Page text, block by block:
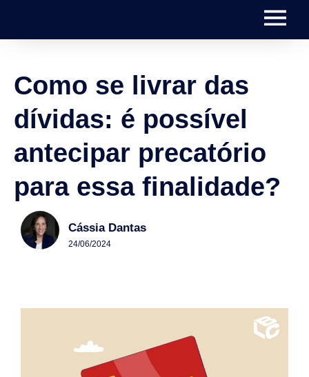
Como se livrar das
dívidas: é possível
antecipar precatório
para essa finalidade?
Cássia Dantas
24/06/2024